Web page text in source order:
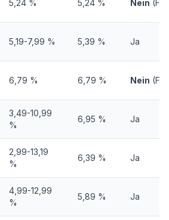
5,24 % 5,24 % Nein
5,19-7,99 % 5,39 % Ja
6,79 % 6,79 % Nein
3,49-10,99
%
6,95 % Ja
2,99-13,19
%
6,39 % Ja
4,99-12,99
%
5,89 % Ja